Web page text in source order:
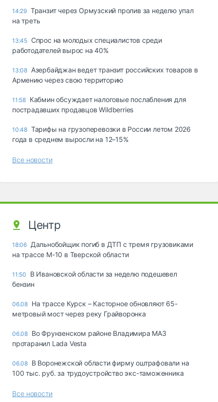
14:29 Транзит через Ормузский пролив за неделю упал
на треть
13:45 Спрос на молодых специалистов среди
работодателей вырос на 40%
13:08 Азербайджан ведет транзит российских товаров в
Армению через свою территорию
11:58 Кабмин обсуждает налоговые послабления для
пострадавших продавцов Wildberries
10:48 Тарифы на грузоперевозки в России летом 2026
года в среднем выросли на 12–15%
Все новости
Центр
18:06 Дальнобойщик погиб в ДТП с тремя грузовиками
на трассе М-10 в Тверской области
11:50
В Ивановской области за неделю подешевел
бензин
06.08 На трассе Курск – Касторное обновляют 65-
метровый мост через реку Грайворонка
06.08 Во Фрунзенском районе Владимира МАЗ
протаранил Lada Vesta
06.08 В Воронежской области фирму оштрафовали на
100 тыс. руб. за трудоустройство экс-таможенника
Все новости